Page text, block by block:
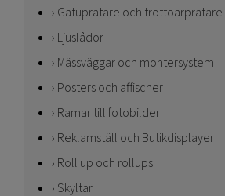
Gatupratare och trottoarpratare
Ljuslådor
Mässväggar och montersystem
Posters och affischer
Ramar till fotobilder
Reklamställ och Butikdisplayer
Roll up och rollups
Skyltar